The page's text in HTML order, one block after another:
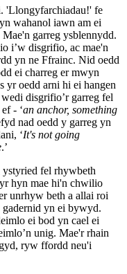
'Llongyfarchiadau!' fe
wahanol iawn am ei
garreg ysblennydd.
i’w disgrifio, ac mae'n
yn ne Ffrainc. Nid oedd
ei charreg er mwyn
yr oedd arni hi ei hangen
disgrifio’r garreg fel
- ‘an anchor, something
nad oedd y garreg yn
‘It's not going
.’
fel rhywbeth
hyn mae hi'n chwilio
unrhyw beth a allai roi
yn ei bywyd.
ei bod yn cael ei
unig. Mae'r rhain
ryw ffordd neu'i